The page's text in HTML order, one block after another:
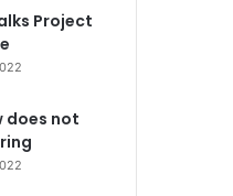
Project
does not